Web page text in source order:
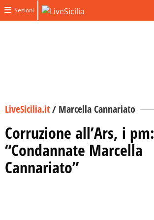
Sezioni
LiveSicilia.it/ Marcella Cannariato
Corruzione all’Ars, i pm:
“Condannate Marcella
Cannariato”